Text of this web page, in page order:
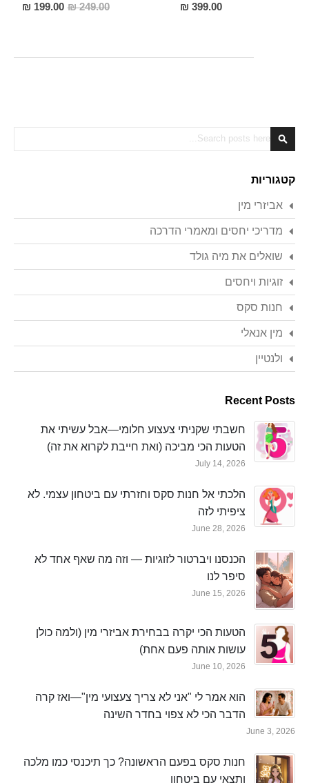
399.00 ₪
249.00 ₪
מחיר
מבצע
199.00 ₪
Search
Search
קטגוריות
אביזרי מין
מדריכי יחסים ומאמרי הדרכה
שואלים את מיה גולד
זוגיות ויחסים
חנות סקס
מין אנאלי
ולנטיין
Recent Posts
חשבתי שקניתי צעצוע חלומי—אבל עשיתי את
הטעות הכי מביכה (ואת חייבת לקרוא את זה)
July 14, 2026
הלכתי אל חנות סקס וחזרתי עם ביטחון עצמי. לא
ציפיתי לזה
June 28, 2026
הכנסנו ויברטור לזוגיות — וזה מה שאף אחד לא
סיפר לנו
June 15, 2026
הטעות הכי יקרה בבחירת אביזרי מין (ולמה כולן
עושות אותה פעם אחת)
June 10, 2026
הוא אמר לי "אני לא צריך צעצועי מין"—ואז קרה
הדבר הכי לא צפוי בחדר השינה
June 3, 2026
חנות סקס בפעם הראשונה? כך תיכנסי כמו מלכה
ותצאי עם ביטחון